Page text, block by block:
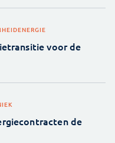
ENERGIE
voor de
de